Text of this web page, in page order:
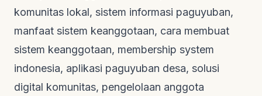
komunitas lokal, sistem informasi paguyuban,
manfaat sistem keanggotaan, cara membuat
sistem keanggotaan, membership system
indonesia, aplikasi paguyuban desa, solusi
digital komunitas, pengelolaan anggota